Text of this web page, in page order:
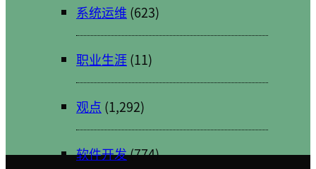
系统运维 (623)
职业生涯(11)
观点 (1,292)
软件开发(774)